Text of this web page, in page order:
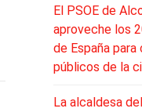
El PSOE de
aproveche los
de España
públicos de la
La alcaldesa